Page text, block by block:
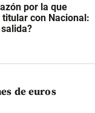
por la que
con Nacional:
de euros